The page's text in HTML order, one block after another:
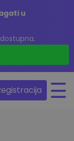
u